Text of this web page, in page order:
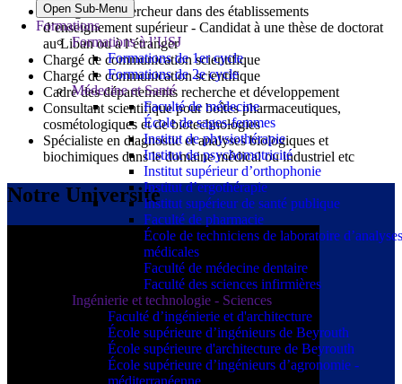
Open Sub-Menu
Formations
Formations à l’USJ
Formations de 1er cycle
Formations de 2e cycle
Médecine et Santé
Faculté de médecine
École de sages-femmes
Institut de physiothérapie
Institut de psychomotricité
Institut supérieur d’orthophonie
Institut d’ergothérapie
Institut supérieur de santé publique
Faculté de pharmacie
École de techniciens de laboratoire d’analyses
médicales
Faculté de médecine dentaire
Faculté des sciences infirmières
Ingénierie et technologie - Sciences
Faculté d’ingénierie et d'architecture
École supérieure d’ingénieurs de Beyrouth
École supérieure d'architecture de Beyrouth
École supérieure d’ingénieurs d’agronomie -
méditerranéenne
Enseignant / chercheur dans des établissements
d’enseignement supérieur - Candidat à une thèse de doctorat
au Liban ou à l’étranger
Chargé de communication scientifique
Chargé de communication scientifique
Cadre des départements recherche et développement
Consultant scientifique pour boîtes pharmaceutiques,
cosmétologiques et de biotechnologies
Spécialiste en diagnostic et analyses biologiques et
biochimiques dans le domaine médical ou industriel etc
Notre Université